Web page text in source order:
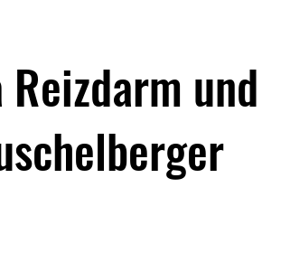
Reizdarm und